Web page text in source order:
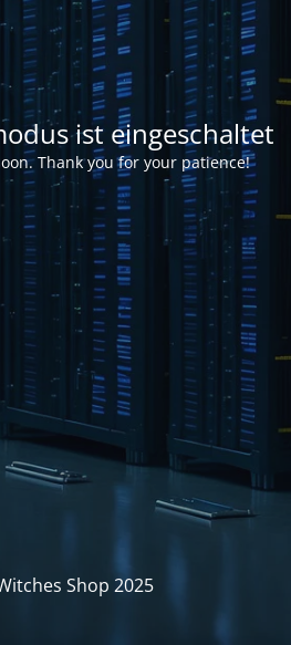
ist eingeschaltet
Thank you for your patience!
Shop 2025